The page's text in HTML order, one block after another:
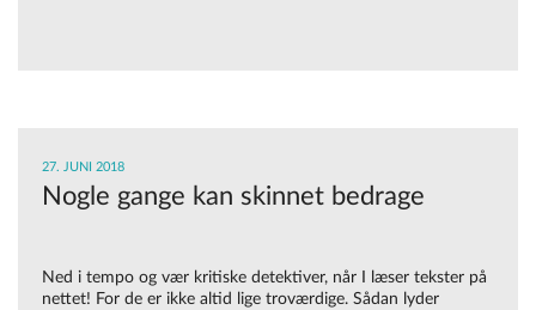
27. JUNI 2018
Nogle gange kan skinnet bedrage
Ned i tempo og vær kritiske detektiver, når I læser tekster på
nettet! For de er ikke altid lige troværdige. Sådan lyder